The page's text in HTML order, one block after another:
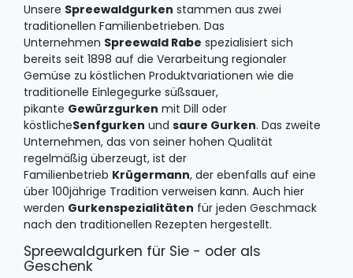
Unsere Spreewaldgurken stammen aus zwei
traditionellen Familienbetrieben. Das
Unternehmen Spreewald Rabe spezialisiert sich
bereits seit 1898 auf die Verarbeitung regionaler
Gemüse zu köstlichen Produktvariationen wie die
traditionelle Einlegegurke süßsauer,
pikante Gewürzgurken mit Dill oder
köstlicheSenfgurken und saure Gurken. Das zweite
Unternehmen, das von seiner hohen Qualität
regelmäßig überzeugt, ist der
Familienbetrieb Krügermann, der ebenfalls auf eine
über 100jährige Tradition verweisen kann. Auch hier
werden Gurkenspezialitäten für jeden Geschmack
nach den traditionellen Rezepten hergestellt.
Spreewaldgurken für Sie - oder als
Geschenk